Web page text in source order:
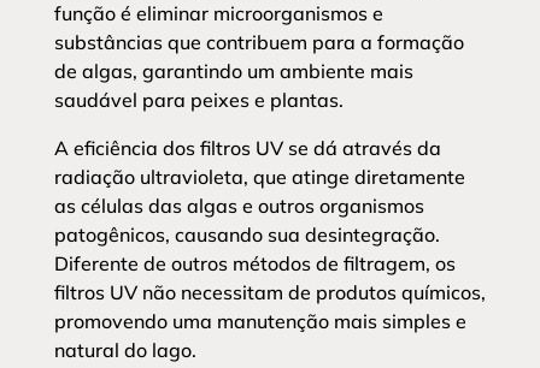
função é eliminar microorganismos e
substâncias que contribuem para a formação
de algas, garantindo um ambiente mais
saudável para peixes e plantas.
A eficiência dos filtros UV se dá através da
radiação ultravioleta, que atinge diretamente
as células das algas e outros organismos
patogênicos, causando sua desintegração.
Diferente de outros métodos de filtragem, os
filtros UV não necessitam de produtos químicos,
promovendo uma manutenção mais simples e
natural do lago.